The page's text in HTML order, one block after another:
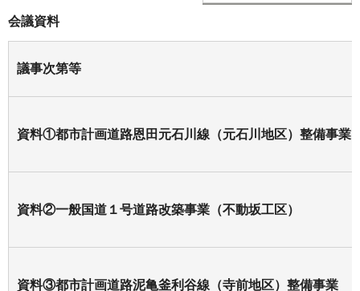
会議資料
議事次第等
資料①都市計画道路恩田元石川線（元石川地区）整備事業
資料②一般国道１号道路改築事業（不動坂工区）
資料③都市計画道路泥亀釜利谷線（寺前地区）整備事業